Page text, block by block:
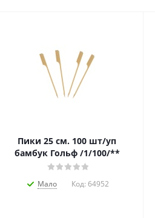
Пики 25 см. 100 шт/уп
бамбук Гольф /1/100/**
Мало Код: 64952